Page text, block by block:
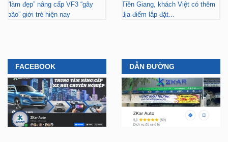
“làm đẹp” nâng cấp VF3 “gây
bão” giới trẻ hiện nay
Tiền Giang, khách Việt có thêm
địa điểm lắp đặt...
FACEBOOK DẪN ĐƯỜNG